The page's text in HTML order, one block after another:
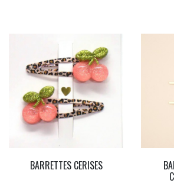
BARRETTES CERISES